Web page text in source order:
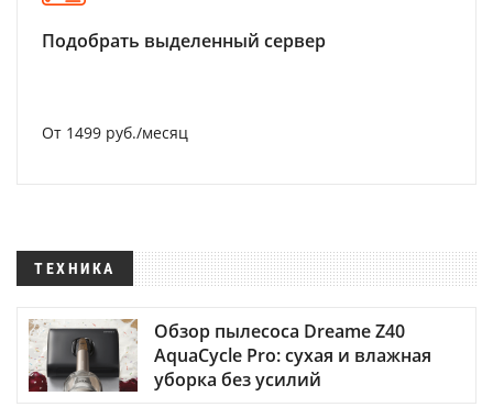
Подобрать выделенный сервер
От 1499 руб./месяц
ТЕХНИКА
Обзор пылесоса Dreame Z40
AquaCycle Pro: сухая и влажная
уборка без усилий